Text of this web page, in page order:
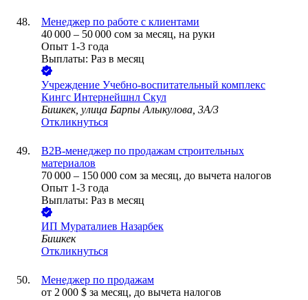
Менеджер по работе с клиентами
40 000 – 50 000 сом за месяц, на руки
Опыт 1-3 года
Выплаты: Раз в месяц
Учреждение Учебно-воспитательный комплекс
Кингс Интернейшнл Скул
Бишкек, улица Барпы Алыкулова, 3А/3
Откликнуться
B2B-менеджер по продажам строительных
материалов
70 000 – 150 000 сом за месяц, до вычета налогов
Опыт 1-3 года
Выплаты: Раз в месяц
ИП Мураталиев Назарбек
Бишкек
Откликнуться
Менеджер по продажам
от 2 000 $ за месяц, до вычета налогов